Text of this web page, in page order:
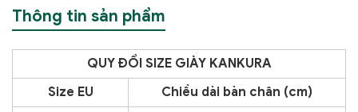
Thông tin sản phẩm
QUY ĐỔI SIZE GIÀY KANKURA
Size EU
Chiều dài bàn chân (cm)